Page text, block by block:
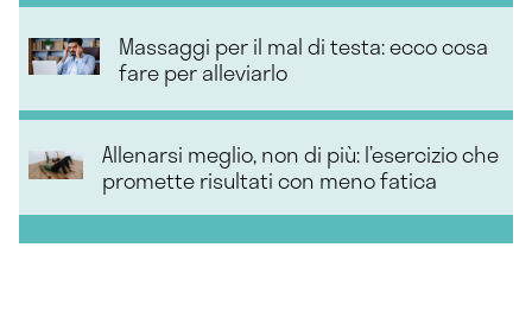
Massaggi per il mal di testa: ecco cosa
fare per alleviarlo
Allenarsi meglio, non di più: l’esercizio che
promette risultati con meno fatica